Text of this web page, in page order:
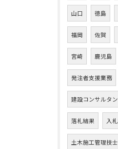
山口 徳島
福岡 佐賀
宮崎 鹿児島
発注者支援業務
建設コンサルタ
落札結果 入
土木施工管理技士